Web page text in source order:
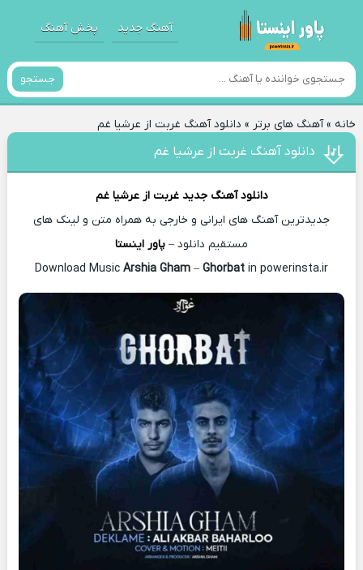
آهنگ جدید پخش آهنگ
جستجو
خانه»آهنگ های برتر » دانلود آهنگ غربت از عرشیا غم
دانلود آهنگ غربت از عرشیا غم
دانلود آهنگ جدید غربت ازعرشیا غم
جدیدترین آهنگ های ایرانی و خارجی به همراه متن و لینک های
مستقیم دانلود – پاور اینستا
Download Music
Arshia Gham– Ghorbat in powerinsta.ir